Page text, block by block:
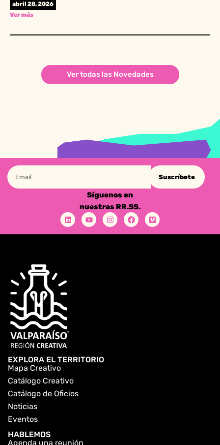
abril 28, 2026
Ver más
Ver todas las Novedades
Suscríbete
Síguenos en
nuestras RR.SS.
EXPLORA EL TERRITORIO
Mapa Creativo
Catálogo Creativo
Catálogo de Oficios
Noticias
Eventos
HABLEMOS
Agenda una reunión